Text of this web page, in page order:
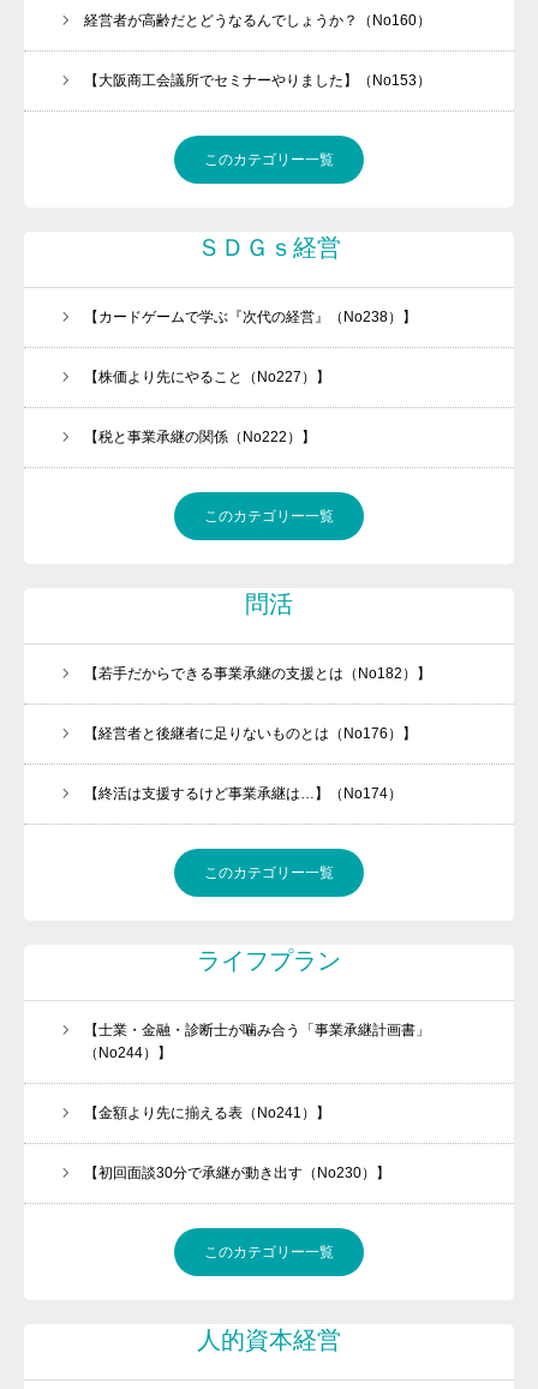
経営者が高齢だとどうなるんでしょうか？（No160）
【大阪商工会議所でセミナーやりました】（No153）
このカテゴリー一覧
ＳＤＧｓ経営
【カードゲームで学ぶ『次代の経営』（No238）】
【株価より先にやること（No227）】
【税と事業承継の関係（No222）】
このカテゴリー一覧
問活
【若手だからできる事業承継の支援とは（No182）】
【経営者と後継者に足りないものとは（No176）】
【終活は支援するけど事業承継は…】（No174）
このカテゴリー一覧
ライフプラン
【士業・金融・診断士が噛み合う「事業承継計画書」
（No244）】
【金額より先に揃える表（No241）】
【初回面談30分で承継が動き出す（No230）】
このカテゴリー一覧
人的資本経営
今、「承継ビジネス」がアツい！！
メルマガの登録はこちら
任せられる後継ぎを１年で育てます！
金融機関ときちんと話が出来ていますか
ご提供できるサービス
BLOG
お客様の声
プライバシーポリシー・免責事項
セミナー・講座申込規約